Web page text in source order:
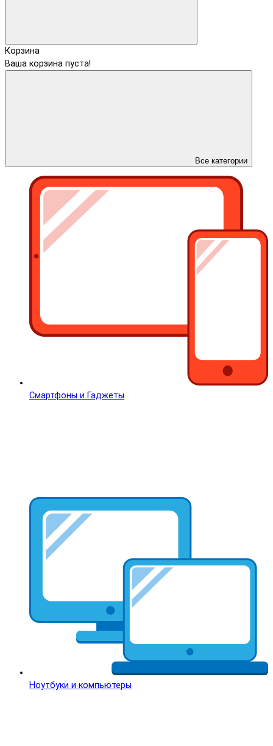
Корзина
Ваша корзина пуста!
Все категории
Смартфоны и Гаджеты
Ноутбуки и компьютеры